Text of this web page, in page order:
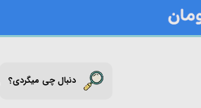
دنبال چی میگردی؟